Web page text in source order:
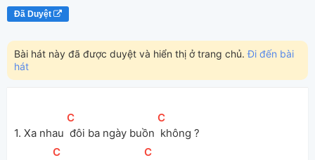
Đã Duyệt
Bài hát này đã được duyệt và hiển thị ở trang chủ.Đi đến bài
hát
1. Xa nhau
[
C
đôi ba ngày buồn
[
C
không ?
[
C [
C